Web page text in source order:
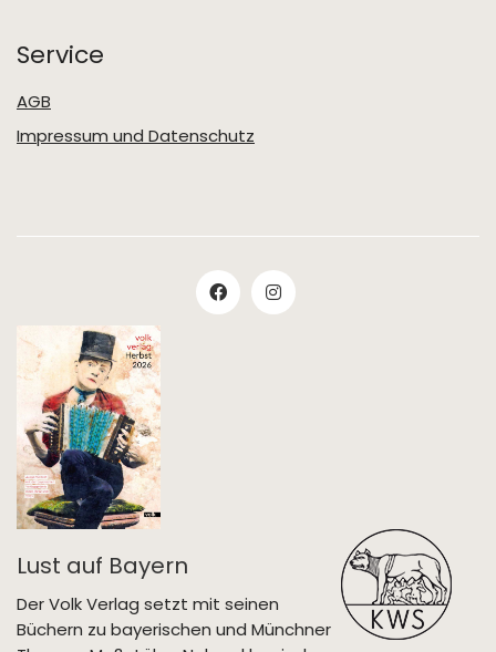
Service
AGB
Impressum und Datenschutz
Lust auf Bayern
Der Volk Verlag setzt mit seinen
Büchern zu bayerischen und Münchner